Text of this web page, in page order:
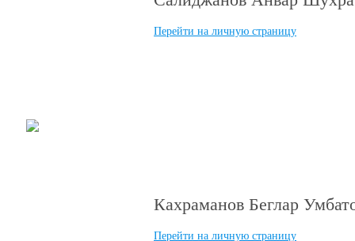
Перейти на личную страницу
Кахраманов Беглар
Перейти на личную страницу